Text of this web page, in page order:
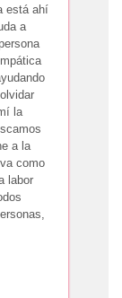
está ahí
a
la
a la
como
labor